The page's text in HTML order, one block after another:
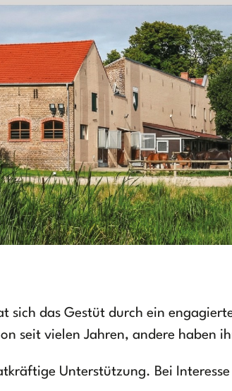
sich das Gestüt durch ein
seit vielen Jahren, andere haben
Unterstützung. Bei